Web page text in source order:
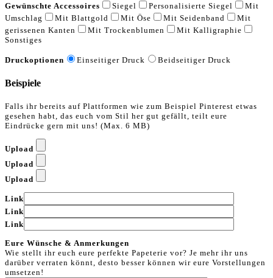
Gewünschte Accessoires Siegel Personalisierte Siegel
Mit
Umschlag
Mit Blattgold Mit Öse Mit Seidenband
Mit
gerissenen Kanten
Mit Trockenblumen
Mit Kalligraphie
Sonstiges
Druckoptionen Einseitiger Druck Beidseitiger Druck
Beispiele
Falls ihr bereits auf Plattformen wie zum Beispiel Pinterest etwas
gesehen habt, das euch vom Stil her gut gefällt, teilt eure
Eindrücke gern mit uns! (Max. 6 MB)
Upload
Upload
Upload
Link
Link
Link
Eure Wünsche & Anmerkungen
Wie stellt ihr euch eure perfekte Papeterie vor? Je mehr ihr uns
darüber verraten könnt, desto besser können wir eure Vorstellungen
umsetzen!